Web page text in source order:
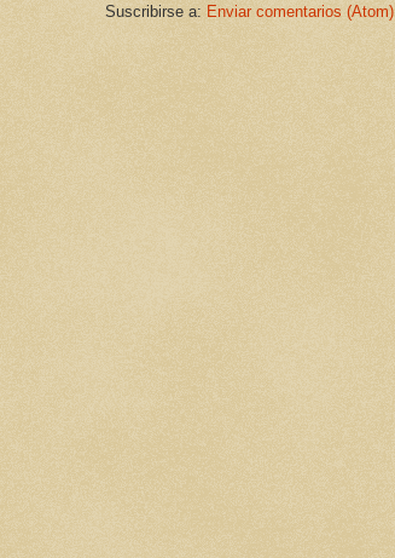
Suscribirse a: Enviar comentarios (Atom)